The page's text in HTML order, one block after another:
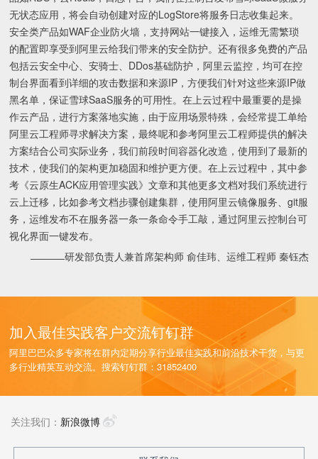
无状态应用，将会自动创建对应的LogStore将服务日志收集起来。
安全类产品如WAF企业防火墙，支持网站一键接入，运维无需繁琐
的配置即享受到阿里云给我们带来的安全防护。还有很多免费的产品
包括云安全中心、安骑士、DDos基础防护，阿里云监控，均可在控
制台界面看到详细的攻击数据和来源IP，方便我们针对这些来源IP做
黑名单，保证雪球SaaS服务的可用性。在上云过程中最重要的是操
作云产品，进行方案落地实施，由于应用场景特殊，会经常提工单给
阿里云工程师寻求解决方案，最终呢和参考阿里云工程师提供的解决
方案结合公司实际业务，我们前段时间容器化改造，使用到了最新的
技术，使我们的架构更加稳固和维护更方便。在上云过程中，其中参
考《云原生ACK应用管理实践》文章和其他更多文档对我们系统进行
云上迁移，比如参考文档步骤创建集群，使用阿里云镜像服务、git服
务，运维发布不在服务器一条一条命令手工敲，通过阿里云控制台可
视化界面一键发布。
————研发部负责人兼首席架构师 俞佳玮、 运维工程师 秦钰杰
加入最佳实践客户交流钉钉群
阿里巴巴众多专家将在群内定期分享行业最佳实践和前沿技术干货，与更
多行业精英互动交流。搜索钉钉群：31852400